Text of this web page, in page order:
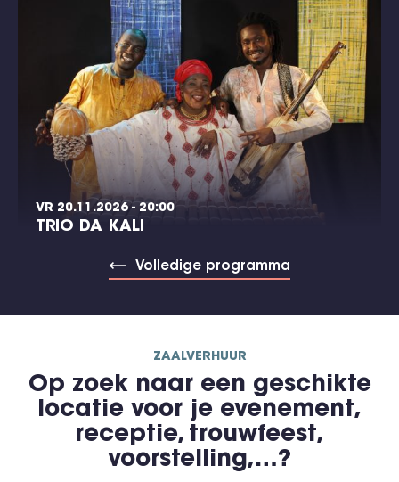
VR 20.11.2026 - 20:00
TRIO DA KALI
Volledige programma
ZAALVERHUUR
Op zoek naar een geschikte
locatie voor je evenement,
receptie, trouwfeest,
voorstelling,…?